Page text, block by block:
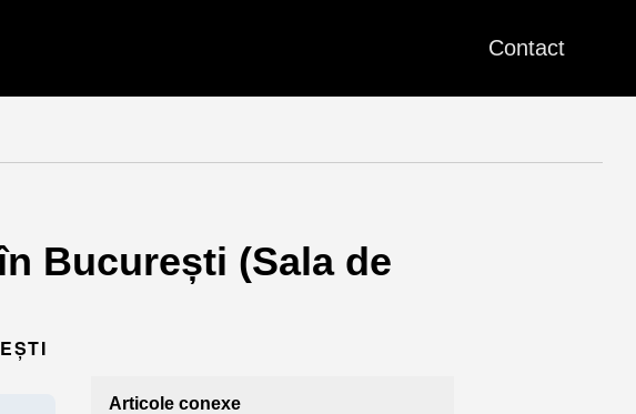
Contact
București (Sala de
Articole conexe